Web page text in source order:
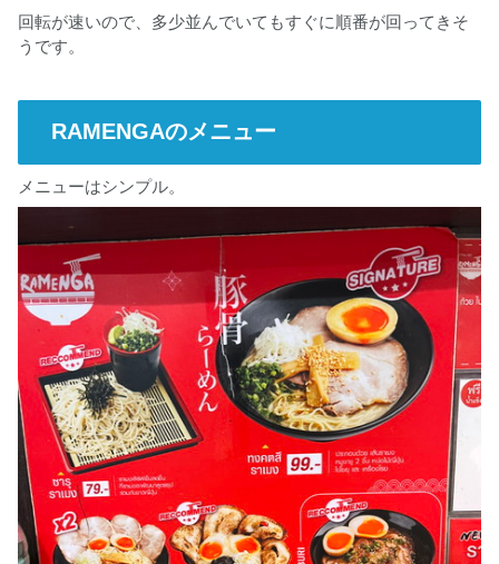
回転が速いので、多少並んでいてもすぐに順番が回ってきそ
うです。
RAMENGAのメニュー
メニューはシンプル。